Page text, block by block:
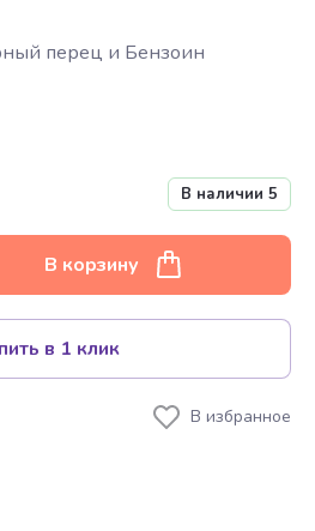
перец и Бензоин
В наличии 5
В корзину
в 1 клик
В избранное